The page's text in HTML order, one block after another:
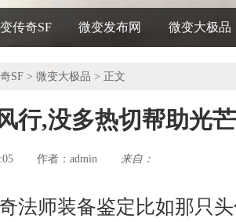
传奇SF 微变发布网 微变大极品
SF > 微变大极品 > 正文
行,没多热切帮助光
作者： admin 来自：
法师装备鉴定比如那只